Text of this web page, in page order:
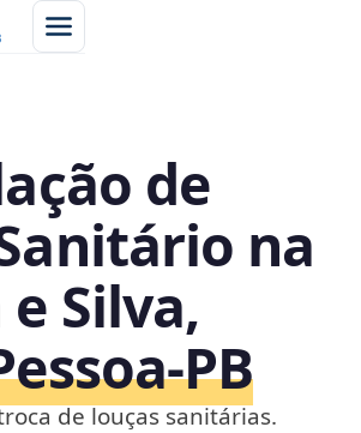
de
na
Silva,
de louças sanitárias.